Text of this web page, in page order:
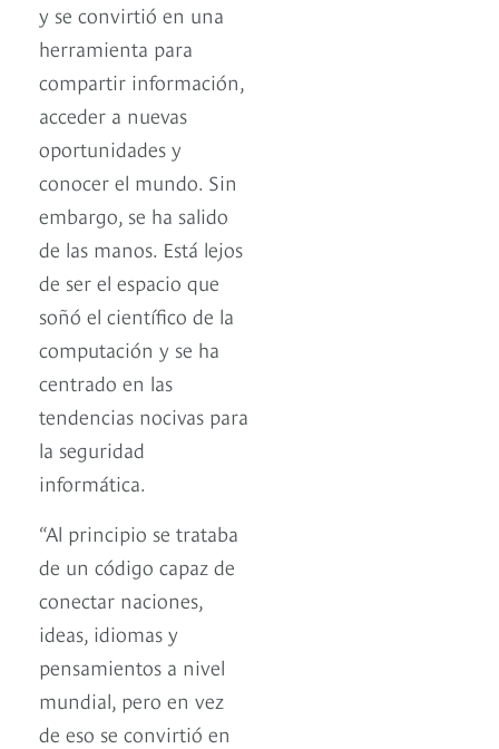
y se convirtió en una
herramienta para
compartir información,
acceder a nuevas
oportunidades y
conocer el mundo. Sin
embargo, se ha salido
de las manos. Está lejos
de ser el espacio que
soñó el científico de la
computación y se ha
centrado en las
tendencias nocivas para
la seguridad
informática.
“Al principio se trataba
de un código capaz de
conectar naciones,
ideas, idiomas y
pensamientos a nivel
mundial, pero en vez
de eso se convirtió en